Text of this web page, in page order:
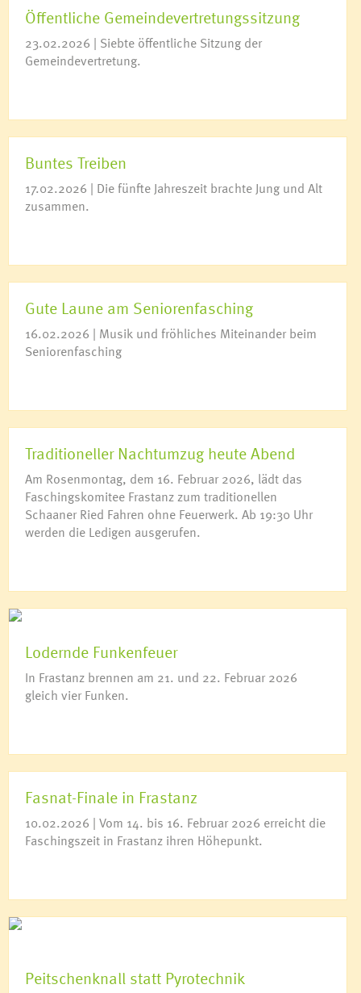
Öffentliche Gemeindevertretungssitzung
23.02.2026 | Siebte öffentliche Sitzung der
Gemeindevertretung.
Buntes Treiben
17.02.2026 | Die fünfte Jahreszeit brachte Jung und Alt
zusammen.
Gute Laune am Seniorenfasching
16.02.2026 | Musik und fröhliches Miteinander beim
Seniorenfasching
Traditioneller Nachtumzug heute Abend
Am Rosenmontag, dem 16. Februar 2026, lädt das
Faschingskomitee Frastanz zum traditionellen
Schaaner Ried Fahren ohne Feuerwerk. Ab 19:30 Uhr
werden die Ledigen ausgerufen.
Lodernde Funkenfeuer
In Frastanz brennen am 21. und 22. Februar 2026
gleich vier Funken.
Fasnat-Finale in Frastanz
10.02.2026 | Vom 14. bis 16. Februar 2026 erreicht die
Faschingszeit in Frastanz ihren Höhepunkt.
Peitschenknall statt Pyrotechnik